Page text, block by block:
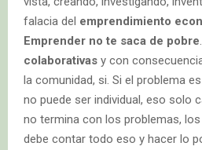
falacia del emprendimiento
Emprender no te saca de pobre.
colaborativas y con
la comunidad, si. Si el problema
no puede ser individual, eso solo
no termina con los problemas,
debe contar todo eso y hacer lo